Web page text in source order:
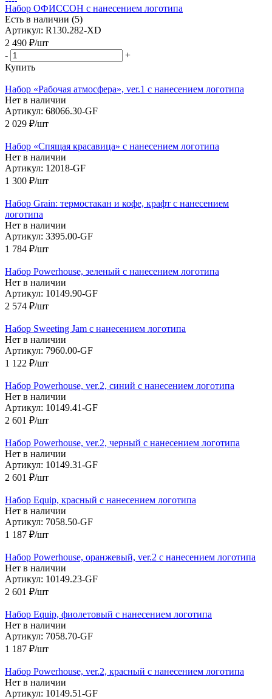
Набор ОФИССОН с нанесением логотипа
Есть в наличии (5)
Артикул: R130.282-XD
2 490 ₽/шт
-
+
Купить
Набор «Рабочая атмосфера», ver.1 с нанесением логотипа
Нет в наличии
Артикул: 68066.30-GF
2 029 ₽/шт
Набор «Спящая красавица» с нанесением логотипа
Нет в наличии
Артикул: 12018-GF
1 300 ₽/шт
Набор Grain: термостакан и кофе, крафт с нанесением
логотипа
Нет в наличии
Артикул: 3395.00-GF
1 784 ₽/шт
Набор Powerhouse, зеленый с нанесением логотипа
Нет в наличии
Артикул: 10149.90-GF
2 574 ₽/шт
Набор Sweeting Jam с нанесением логотипа
Нет в наличии
Артикул: 7960.00-GF
1 122 ₽/шт
Набор Powerhouse, ver.2, синий с нанесением логотипа
Нет в наличии
Артикул: 10149.41-GF
2 601 ₽/шт
Набор Powerhouse, ver.2, черный с нанесением логотипа
Нет в наличии
Артикул: 10149.31-GF
2 601 ₽/шт
Набор Equip, красный с нанесением логотипа
Нет в наличии
Артикул: 7058.50-GF
1 187 ₽/шт
Набор Powerhouse, оранжевый, ver.2 с нанесением логотипа
Нет в наличии
Артикул: 10149.23-GF
2 601 ₽/шт
Набор Equip, фиолетовый с нанесением логотипа
Нет в наличии
Артикул: 7058.70-GF
1 187 ₽/шт
Набор Powerhouse, ver.2, красный с нанесением логотипа
Нет в наличии
Артикул: 10149.51-GF